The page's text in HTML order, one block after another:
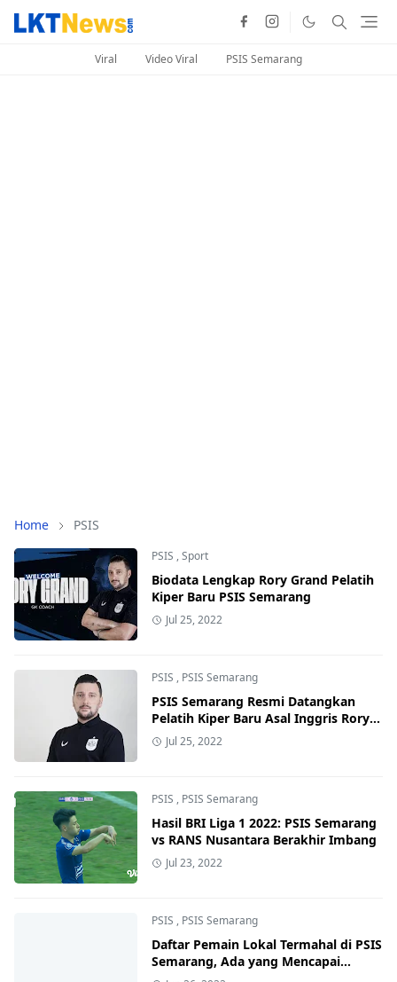
Viral Video Viral PSIS Semarang
Home PSIS
PSIS ,Sport
Biodata Lengkap Rory Grand Pelatih
Kiper Baru PSIS Semarang
Jul 25, 2022
PSIS , PSIS Semarang
PSIS Semarang Resmi Datangkan
Pelatih Kiper Baru Asal Inggris Rory
Grand
Jul 25, 2022
PSIS , PSIS Semarang
Hasil BRI Liga 1 2022: PSIS Semarang
vs RANS Nusantara Berakhir Imbang
Jul 23, 2022
PSIS , PSIS Semarang
Daftar Pemain Lokal Termahal di PSIS
Semarang, Ada yang Mencapai
Rp4,33 Miliar